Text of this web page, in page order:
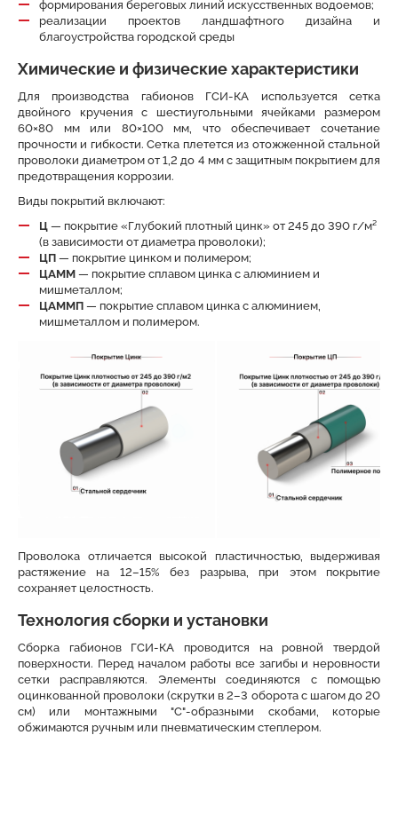
формирования береговых линий искусственных водоемов;
реализации проектов ландшафтного дизайна и
благоустройства городской среды
Химические и физические характеристики
Для производства габионов ГСИ-КА используется сетка
двойного кручения с шестиугольными ячейками размером
60×80 мм или 80×100 мм, что обеспечивает сочетание
прочности и гибкости. Сетка плетется из отожженной стальной
проволоки диаметром от 1,2 до 4 мм с защитным покрытием для
предотвращения коррозии.
Виды покрытий включают:
Ц — покрытие «Глубокий плотный цинк» от 245 до 390 г/м²
(в зависимости от диаметра проволоки);
ЦП — покрытие цинком и полимером;
ЦАММ — покрытие сплавом цинка с алюминием и
мишметаллом;
ЦАММП — покрытие сплавом цинка с алюминием,
мишметаллом и полимером.
Проволока отличается высокой пластичностью, выдерживая
растяжение на 12–15% без разрыва, при этом покрытие
сохраняет целостность.
Технология сборки и установки
Сборка габионов ГСИ-КА проводится на ровной твердой
поверхности. Перед началом работы все загибы и неровности
сетки расправляются. Элементы соединяются с помощью
оцинкованной проволоки (скрутки в 2–3 оборота с шагом до 20
см) или монтажными "С"-образными скобами, которые
обжимаются ручным или пневматическим степлером.